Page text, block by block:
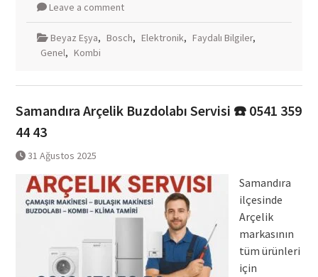
Leave a comment
Beyaz Eşya, Bosch, Elektronik, Faydalı Bilgiler,
Genel, Kombi
Samandıra Arçelik Buzdolabı Servisi ☎️ 0541 359
44 43
31 Ağustos 2025
Samandıra
ilçesinde
Arçelik
markasının
tüm ürünleri
için